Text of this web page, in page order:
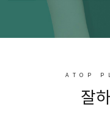
ATOP
잘